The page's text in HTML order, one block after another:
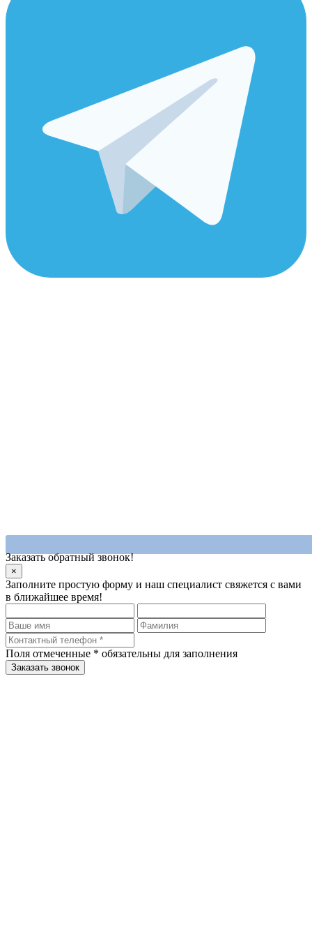
Заказать обратный звонок!
×
Заполните простую форму и наш специалист свяжется с вами
в ближайшее время!
Поля отмеченные * обязательны для заполнения